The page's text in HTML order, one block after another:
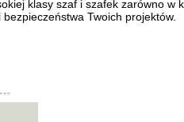
klasy szaf i szafek zarówno w
Twoich projektów.